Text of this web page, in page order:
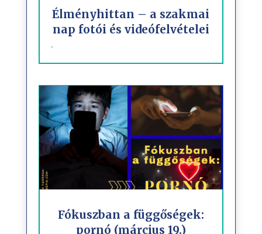
Élményhittan – a szakmai
nap fotói és videófelvételei
.
Fókuszban a függőségek:
pornó (március 19.)